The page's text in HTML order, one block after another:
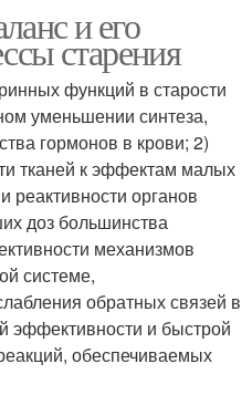
и его
старения
функций в старости
уменьшении синтеза,
гормонов в крови; 2)
тканей к эффектам малых
реактивности органов
доз большинства
механизмов
системе,
обратных связей в
эффективности и быстрой
обеспечиваемых